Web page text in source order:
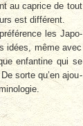
au caprice de tout
est différent.
les Japo­
idées, même avec
enfantine qui se
sorte qu’en ajou­